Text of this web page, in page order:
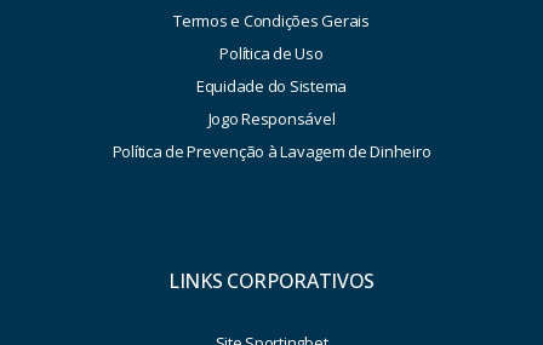
Termos e Condições Gerais
Política de Uso
Equidade do Sistema
Jogo Responsável
Política de Prevenção à Lavagem de Dinheiro
LINKS CORPORATIVOS